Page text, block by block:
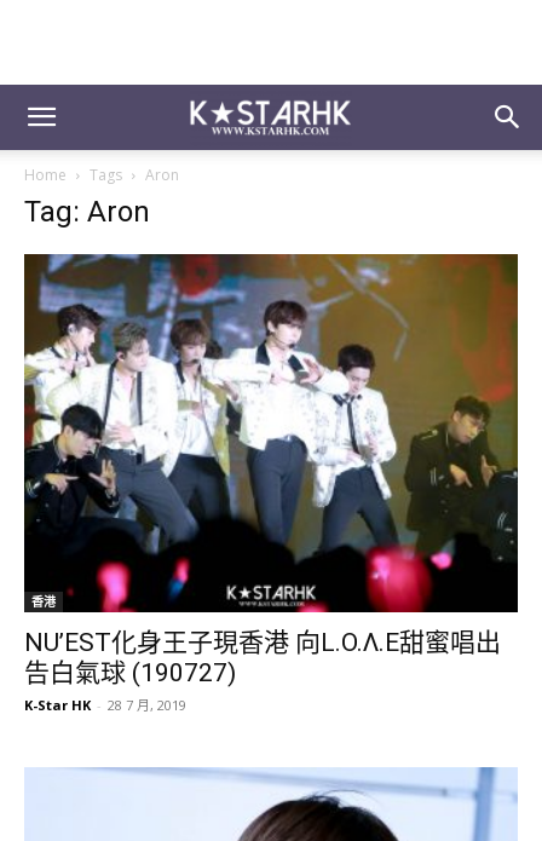
Home Tags Aron
Tag: Aron
香港
NU’EST化身王子現香港 向L.O.Λ.E甜蜜唱出
告白氣球 (190727)
K-Star HK - 28 7 月, 2019